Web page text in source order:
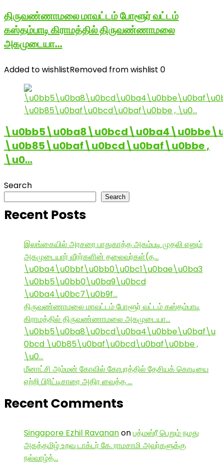
திருவண்ணாமலை மாவட்டம் போளூர் வட்டம்
கஸ்தம்பாடி கிராமத்தில் திருவண்ணாமலை
அகமுடையா…
Added to wishlistRemoved from wishlist 0
\u0b85\u0baf\u0bcd\u0baf\u0bbe ,
\u0…
Search
Search
Recent Posts
இலங்கையில் அரசரை பாதுகாத்த அகம்படி முதலி எனும்
அகமுடையார் வீரர்களின் தலைவர்கள்(த…
\u0ba4\u0bbf\u0bb0\u0bc1\u0bae\u0ba3
\u0bb5\u0bb0\u0ba9\u0bcd
\u0ba4\u0bc7\u0b9f…
திருவண்ணாமலை மாவட்டம் போளூர் வட்டம் கஸ்தம்பாடி
கிராமத்தில் திருவண்ணாமலை அகமுடையா…
\u0bb5\u0ba8\u0bcd\u0ba4\u0bbe\u0baf\u
0bcd \u0b85\u0baf\u0bcd\u0baf\u0bbe ,
\u0…
மீனாட்சி அம்மன் கோவில் கோபுரத்தில் தேசியக் கொடியை
ஏற்றி பிரிட்டிசாரை அதிர வைத்த …
Recent Comments
Singapore Ezhil Ravananonபத்மஸ்ரீ பெறும் நமது
அகத்தமிழ் உறவு டாக்டர் கே. ராமசாமி அவர்களுக்கு
நல்வாழ்த்…